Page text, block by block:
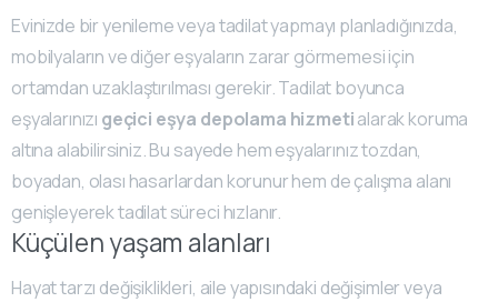
Evinizde bir yenileme veya tadilat yapmayı planladığınızda,
mobilyaların ve diğer eşyaların zarar görmemesi için
ortamdan uzaklaştırılması gerekir. Tadilat boyunca
eşyalarınızı geçici eşya depolama hizmetialarak koruma
altına alabilirsiniz. Bu sayede hem eşyalarınız tozdan,
boyadan, olası hasarlardan korunur hem de çalışma alanı
genişleyerek tadilat süreci hızlanır.
Küçülen yaşam alanları
Hayat tarzı değişiklikleri, aile yapısındaki değişimler veya